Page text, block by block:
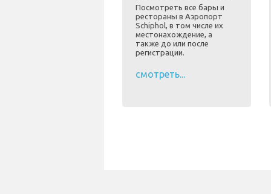
Посмотреть все бары и
рестораны в Аэропорт
Schiphol, в том числе их
местонахождение, а
также до или после
регистрации.
смотреть...